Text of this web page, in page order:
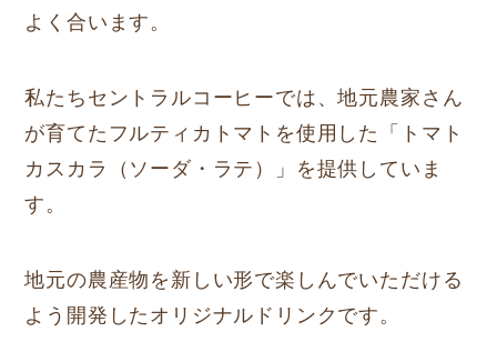
よく合います。
私たちセントラルコーヒーでは、地元農家さん
が育てたフルティカトマトを使用した「トマト
カスカラ（ソーダ・ラテ）」を提供していま
す。
地元の農産物を新しい形で楽しんでいただける
よう開発したオリジナルドリンクです。